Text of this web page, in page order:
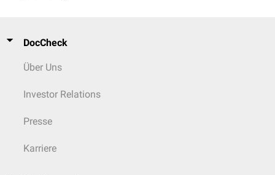
DocCheck
Über Uns
Investor Relations
Presse
Karriere